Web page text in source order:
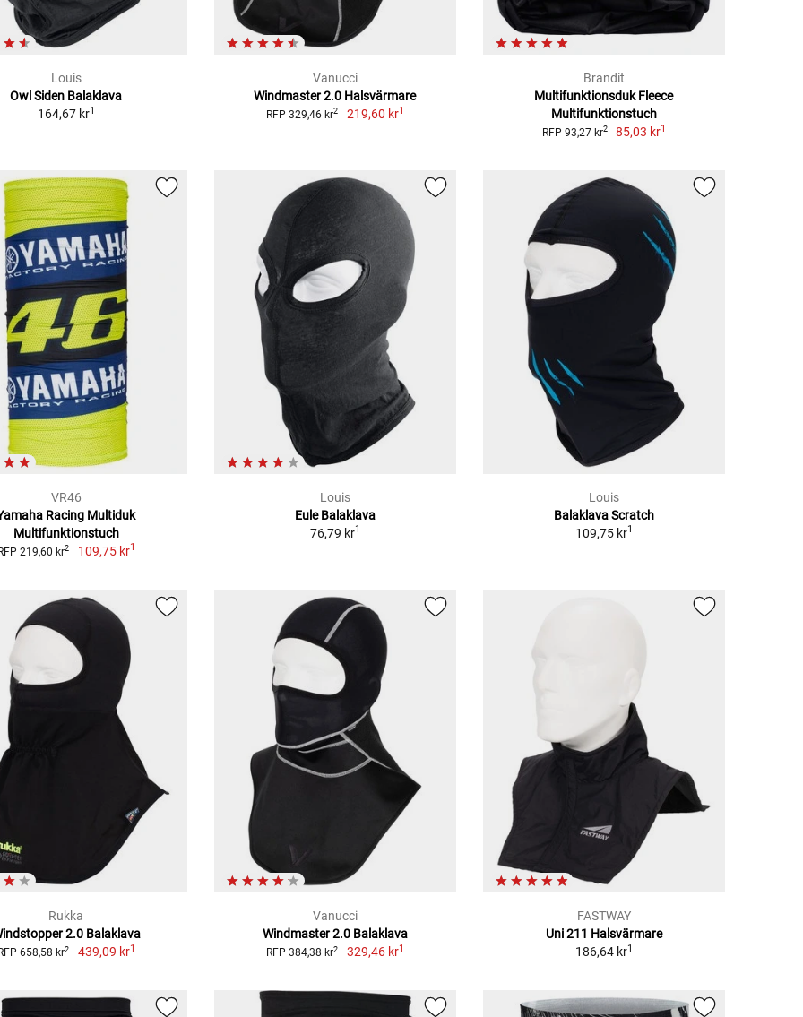
Louis
Owl Siden Balaklava
164,67 kr1
Vanucci
Windmaster 2.0 Halsvärmare
RFP 329,46 kr2 219,60 kr1
Brandit
Multifunktionsduk Fleece
Multifunktionstuch
RFP 93,27 kr2 85,03 kr1
VR46
Racing Multiduk
Multifunktionstuch
219,60 kr2 109,75 kr1
Louis
Eule Balaklava
76,79 kr1
Louis
Balaklava Scratch
109,75 kr1
Rukka
2.0 Balaklava
658,58 kr2 439,09 kr1
Vanucci
Windmaster 2.0 Balaklava
RFP 384,38 kr2 329,46 kr1
FASTWAY
Uni 211 Halsvärmare
186,64 kr1